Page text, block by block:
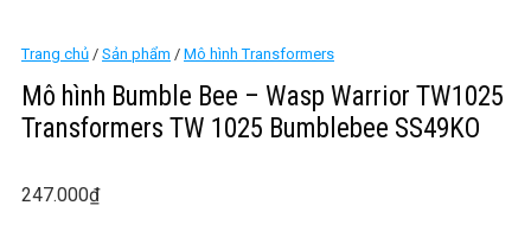
Trang chủ / Sản phẩm / Mô hình Transformers
Mô hình Bumble Bee – Wasp Warrior TW1025
Transformers TW 1025 Bumblebee SS49KO
247.000₫